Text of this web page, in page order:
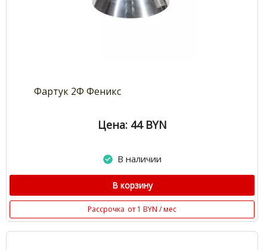
Фартук 2Ф Феникс
Цена: 44 BYN
В наличии
В корзину
Рассрочка от 1 BYN / мес